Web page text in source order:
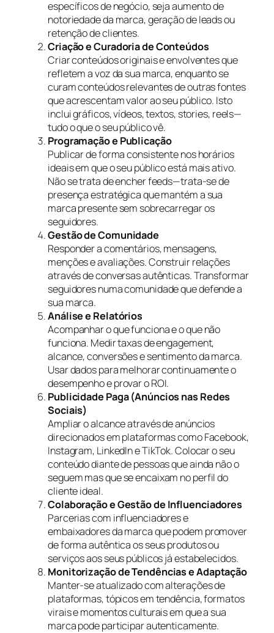
específicos de negócio, seja aumento de
notoriedade da marca, geração de leads ou
retenção de clientes.
Criação e Curadoria de Conteúdos
Criar conteúdos originais e envolventes que
refletem a voz da sua marca, enquanto se
curam conteúdos relevantes de outras fontes
que acrescentam valor ao seu público. Isto
inclui gráficos, vídeos, textos, stories, reels—
tudo o que o seu público vê.
Programação e Publicação
Publicar de forma consistente nos horários
ideais em que o seu público está mais ativo.
Não se trata de encher feeds—trata-se de
presença estratégica que mantém a sua
marca presente sem sobrecarregar os
seguidores.
Gestão de Comunidade
Responder a comentários, mensagens,
menções e avaliações. Construir relações
através de conversas autênticas. Transformar
seguidores numa comunidade que defende a
sua marca.
Análise e Relatórios
Acompanhar o que funciona e o que não
funciona. Medir taxas de engagement,
alcance, conversões e sentimento da marca.
Usar dados para melhorar continuamente o
desempenho e provar o ROI.
Publicidade Paga (Anúncios nas Redes
Sociais)
Ampliar o alcance através de anúncios
direcionados em plataformas como Facebook,
Instagram, LinkedIn e TikTok. Colocar o seu
conteúdo diante de pessoas que ainda não o
seguem mas que se encaixam no perfil do
cliente ideal.
Colaboração e Gestão de Influenciadores
Parcerias com influenciadores e
embaixadores da marca que podem promover
de forma autêntica os seus produtos ou
serviços aos seus públicos já estabelecidos.
Monitorização de Tendências e Adaptação
Manter-se atualizado com alterações de
plataformas, tópicos em tendência, formatos
virais e momentos culturais em que a sua
marca pode participar autenticamente.